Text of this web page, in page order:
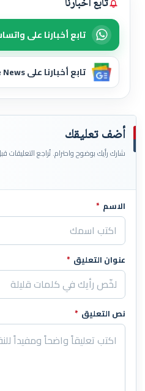
تابع أخبارنا على
تابع أخبارنا على Google News
أضف تعليقك
شارك رأيك بوضوح واحترام. تُراجع التعليقات
اترك هذا الحقل فارغاً
الاسم *
عنوان التعليق *
نص التعليق *